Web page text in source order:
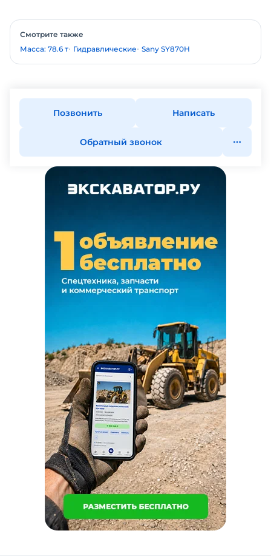
Смотрите также
Масса: 78.6 т Гидравлические Sany SY870H
Позвонить Написать
Обратный звонок